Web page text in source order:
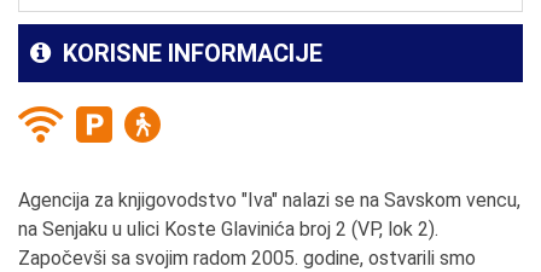
KORISNE INFORMACIJE
Agencija za knjigovodstvo "Iva" nalazi se na Savskom vencu,
na Senjaku u ulici Koste Glavinića broj 2 (VP, lok 2).
Započevši sa svojim radom 2005. godine, ostvarili smo